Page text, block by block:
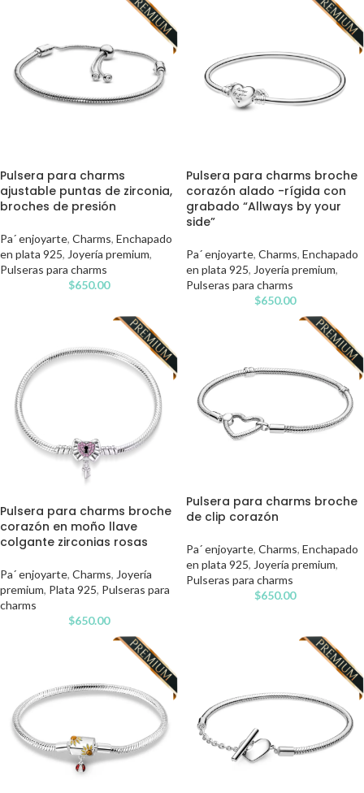
Pulsera para charms
ajustable puntas de zirconia,
broches de presión
Pa´ enjoyarte, Charms, Enchapado
en plata 925, Joyería premium,
Pulseras para charms
$650.00
Pulsera para charms broche
corazón alado -rígida con
grabado “Allways by your
side”
Pa´ enjoyarte, Charms, Enchapado
en plata 925, Joyería premium,
Pulseras para charms
$650.00
Pulsera para charms broche
corazón en moño llave
colgante zirconias rosas
Pa´ enjoyarte, Charms, Joyería
premium, Plata 925, Pulseras para
charms
$650.00
Pulsera para charms broche
de clip corazón
Pa´ enjoyarte, Charms, Enchapado
en plata 925, Joyería premium,
Pulseras para charms
$650.00